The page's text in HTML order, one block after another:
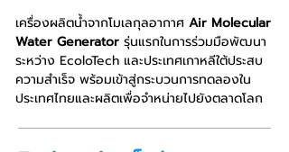
เครื่องผลิตน้ำจากโมเลกุลอากาศ Air Molecular
Water Generator รุ่นแรกในการร่วมมือพัฒนา
ระหว่าง EcoloTech และประเทศเกาหลีใต้ประสบ
ความสำเร็จ พร้อมเข้าสู่กระบวนการทดลองใน
ประเทศไทยและผลิตเพื่อจำหน่ายไปยังตลาดโลก